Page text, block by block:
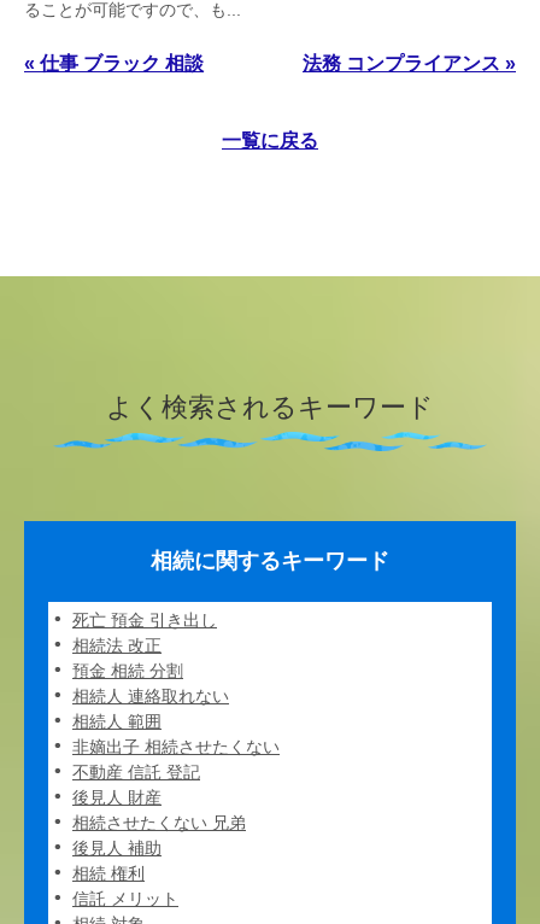
ることが可能ですので、も...
« 仕事 ブラック 相談 法務 コンプライアンス »
一覧に戻る
よく検索されるキーワード
相続に関するキーワード
死亡 預金 引き出し
相続法 改正
預金 相続 分割
相続人 連絡取れない
相続人 範囲
非嫡出子 相続させたくない
不動産 信託 登記
後見人 財産
相続させたくない 兄弟
後見人 補助
相続 権利
信託 メリット